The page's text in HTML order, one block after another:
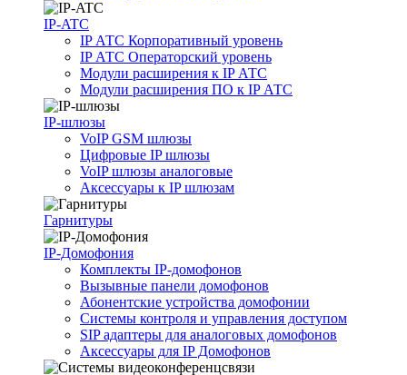
IP-ATC
IP АТС Корпоративный уровень
IP АТС Операторский уровень
Модули расширения к IP АТС
Модули расширения ПО к IP АТС
IP-шлюзы
VoIP GSM шлюзы
Цифровые IP шлюзы
VoIP шлюзы аналоговые
Аксессуары к IP шлюзам
Гарнитуры
IP-Домофония
Комплекты IP-домофонов
Вызывные панели домофонов
Абонентские устройства домофонии
Системы контроля и управления доступом
SIP адаптеры для аналоговых домофонов
Аксессуары для IP Домофонов